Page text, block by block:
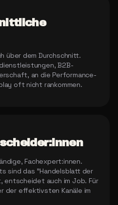
über dem Durchschnitt.
B2B-
an die Performance-
oft nicht rankommen.
Fachexpert:innen.
sind das "Handelsblatt der
entscheidet auch im Job. Für
der effektivsten Kanäle im